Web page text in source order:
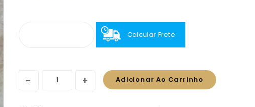
Calcular Frete
Adicionar Ao Carrinho